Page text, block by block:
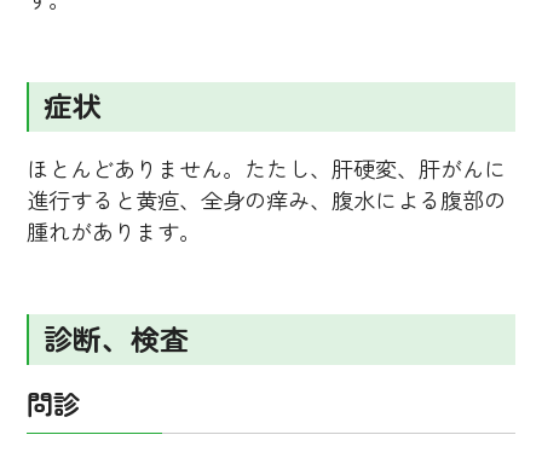
症状
ほとんどありません。たたし、肝硬変、肝がんに
進行すると黄疸、全身の痒み、腹水による腹部の
腫れがあります。
診断、検査
問診